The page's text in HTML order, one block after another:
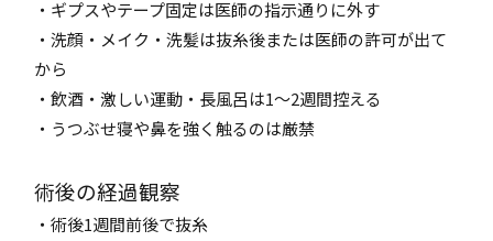
・ギプスやテープ固定は医師の指示通りに外す
・洗顔・メイク・洗髪は抜糸後または医師の許可が出て
から
・飲酒・激しい運動・長風呂は1～2週間控える
・うつぶせ寝や鼻を強く触るのは厳禁
術後の経過観察
・術後1週間前後で抜糸